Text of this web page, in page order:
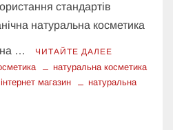
стандартів
натуральна косметика
… ЧИТАЙТЕ ДАЛЕЕ
натуральна косметика
магазин
натуральна